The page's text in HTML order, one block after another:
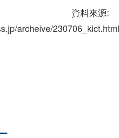
資料來源:
archeive/230706_kict.html